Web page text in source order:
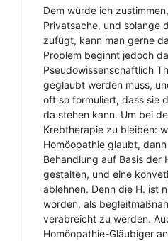
Dem würde ich
Privatsache, und solange
zufügt, kann man gerne
Problem beginnt jedoch
Pseudowissenschaftlich
geglaubt werden muss,
oft so formuliert, dass sie
da stehen kann. Um bei
Krebtherapie zu bleiben:
Homöopathie glaubt,
Behandlung auf Basis der
gestalten, und eine
ablehnen. Denn die H. ist
worden, als
verabreicht zu werden.
Homöopathie-Gläubiger